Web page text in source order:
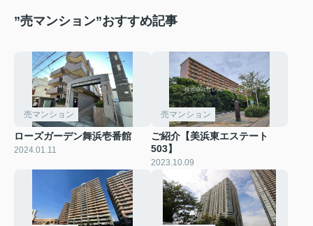
”売マンション”おすすめ記事
売マンション
ローズガーデン舞浜壱番館
2024.01.11
売マンション
ご紹介【美浜東エステート
503】
2023.10.09